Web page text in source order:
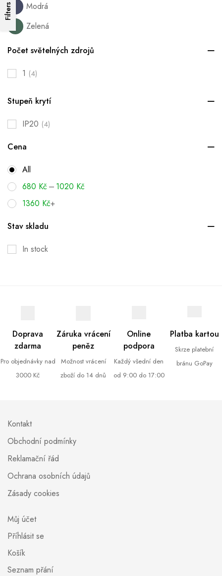
Modrá
Zelená
Počet světelných zdrojů
1 (4)
Stupeň krytí
IP20 (4)
Cena
All
680 Kč – 1020 Kč
1360 Kč+
Stav skladu
In stock
Filters
Doprava
zdarma
Pro objednávky nad
3000 Kč
Záruka vrácení
peněz
Možnost vrácení
zboží do 14 dnů
Online
podpora
Každý všední den
od 9:00 do 17:00
Platba kartou
Skrze platební
bránu GoPay
Kontakt
Obchodní podmínky
Reklamační řád
Ochrana osobních údajů
Zásady cookies
Můj účet
Příhlásit se
Košík
Seznam přání